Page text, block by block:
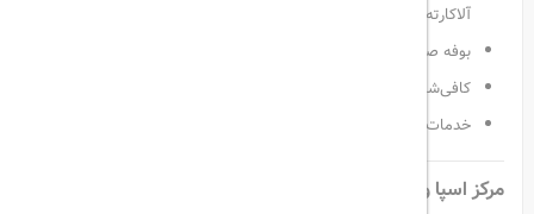
آلاکارته
بوفه صبحانه، ناهار و شام با تنوع بالا
کافی‌شاپ‌ها و بارهای شیک در اطراف مجموعه
خدمات ۲۴ ساعته برای انواع نوشیدنی و اسنک
مرکز اسپا و سلامتی